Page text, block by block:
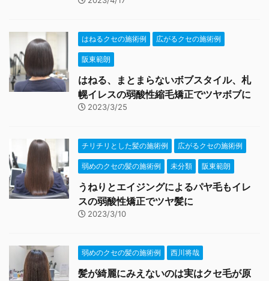
はねるクセの施術例 広がるクセの施術例
阪東範朗
はねる、まとまらないボブスタイル、札
幌イレスの弱酸性縮毛矯正でツヤボブに
2023/3/25
チリチリとした髪の施術例 広がるクセの施術例
弱めのクセの髪の施術例 未分類 阪東範朗
うねりとエイジングによるパヤ毛もイレ
スの弱酸性矯正でツヤ髪に
2023/3/10
弱めのクセの髪の施術例 西川将哉
髪が綺麗にみえないのは実はクセ毛が原